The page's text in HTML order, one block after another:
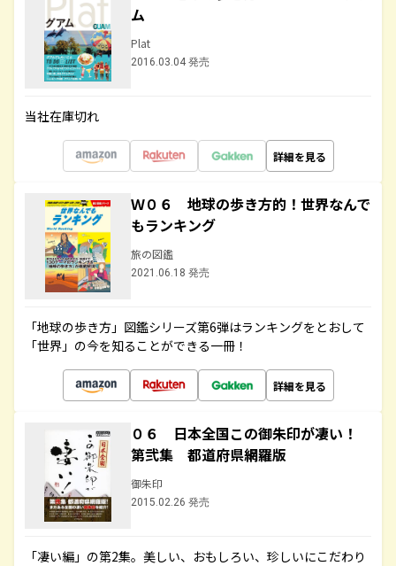
ム
Plat
2016.03.04 発売
当社在庫切れ
詳細を見る
Ｗ０６ 地球の歩き方的！世界なんで
もランキング
旅の図鑑
2021.06.18 発売
「地球の歩き方」図鑑シリーズ第6弾はランキングをとおして
「世界」の今を知ることができる一冊！
詳細を見る
０６ 日本全国この御朱印が凄い！
第弐集 都道府県網羅版
御朱印
2015.02.26 発売
「凄い編」の第2集。美しい、おもしろい、珍しいにこだわり